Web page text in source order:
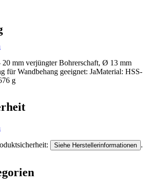
mm verjüngter Bohrerschaft, Ø 13 mm
für Wandbehang geeignet: JaMaterial: HSS-
g
Siehe Herstellerinformationen .